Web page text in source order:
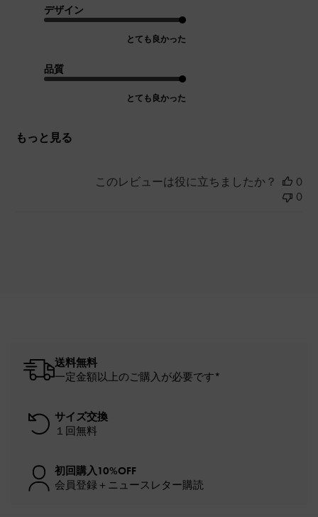
デザイン
とても良かった
品質
とても良かった
もっと見る
このレビューは役に立ちましたか？
0
0
送料無料
一定金額以上のご購入が必要です*
サイズ交換
１回無料
初回購入10%OFF
会員登録＋ニュースレター購読